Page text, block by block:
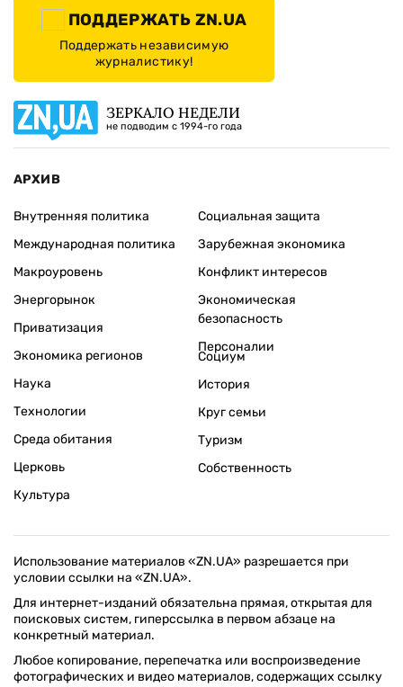
ПОДДЕРЖАТЬ ZN.UA
Поддержать независимую
журналистику!
ЗЕРКАЛО НЕДЕЛИ
не подводим с 1994-го года
АРХИВ
Внутренняя политика
Международная политика
Макроуровень
Энергорынок
Приватизация
Экономика регионов
Социальная защита
Зарубежная экономика
Конфликт интересов
Экономическая
безопасность
Персоналии
Наука
Технологии
Среда обитания
Церковь
Культура
Социум
История
Круг семьи
Туризм
Собственность
Использование материалов «ZN.UA» разрешается при
условии ссылки на «ZN.UA».
Для интернет-изданий обязательна прямая, открытая для
поисковых систем, гиперссылка в первом абзаце на
конкретный материал.
Любое копирование, перепечатка или воспроизведение
фотографических и видео материалов, содержащих ссылку